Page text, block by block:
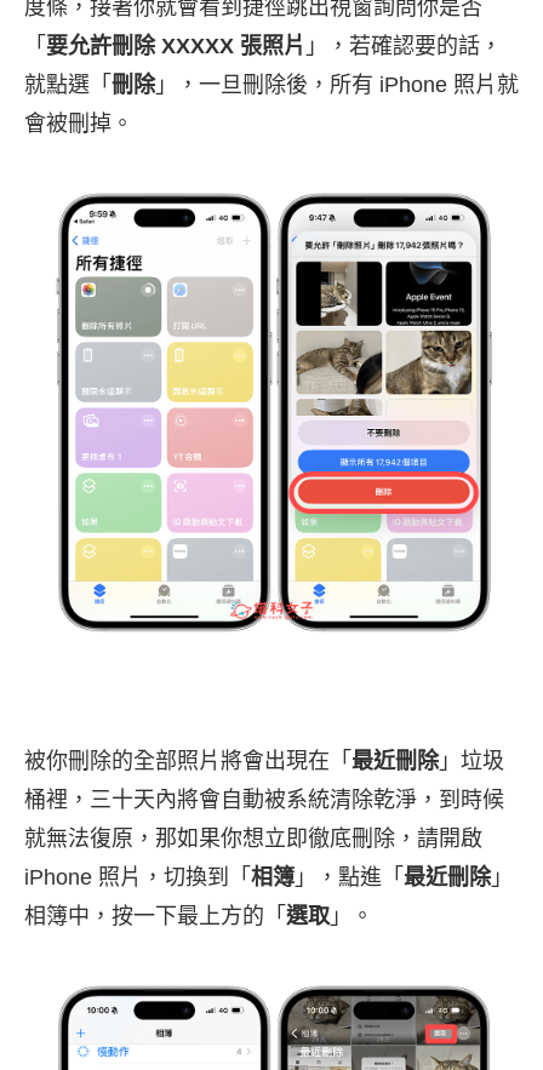
度條，接著你就會看到捷徑跳出視窗詢問你是否
「 要允許刪除 XXXXX 張照片 」，若確認要的話，
就點選「 刪除」，一旦刪除後，所有 iPhone 照片就
會被刪掉。
被你刪除的全部照片將會出現在「 最近刪除」垃圾
桶裡，三十天內將會自動被系統清除乾淨，到時候
就無法復原，那如果你想立即徹底刪除，請開啟
iPhone 照片，切換到「 相簿 」，點進「 最近刪除」
相簿中，按一下最上方的「 選取 」。